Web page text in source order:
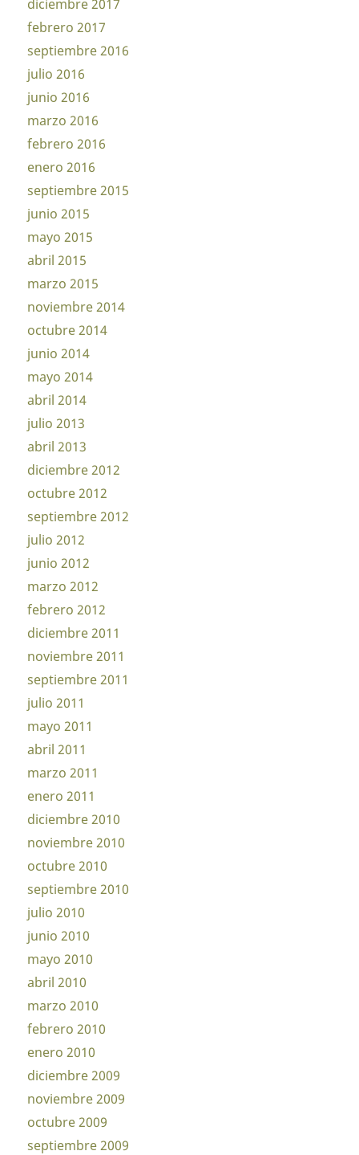
diciembre 2017
febrero 2017
septiembre 2016
julio 2016
junio 2016
marzo 2016
febrero 2016
enero 2016
septiembre 2015
junio 2015
mayo 2015
abril 2015
marzo 2015
noviembre 2014
octubre 2014
junio 2014
mayo 2014
abril 2014
julio 2013
abril 2013
diciembre 2012
octubre 2012
septiembre 2012
julio 2012
junio 2012
marzo 2012
febrero 2012
diciembre 2011
noviembre 2011
septiembre 2011
julio 2011
mayo 2011
abril 2011
marzo 2011
enero 2011
diciembre 2010
noviembre 2010
octubre 2010
septiembre 2010
julio 2010
junio 2010
mayo 2010
abril 2010
marzo 2010
febrero 2010
enero 2010
diciembre 2009
noviembre 2009
octubre 2009
septiembre 2009